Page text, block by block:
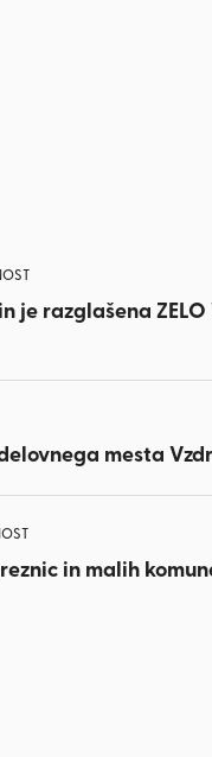
je razglašena ZELO
mesta
in malih